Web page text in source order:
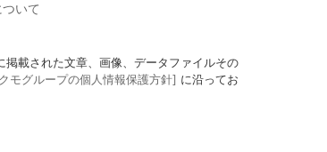
いて
載された文章、画像、データファイルその
モグループの個人情報保護方針] に沿ってお